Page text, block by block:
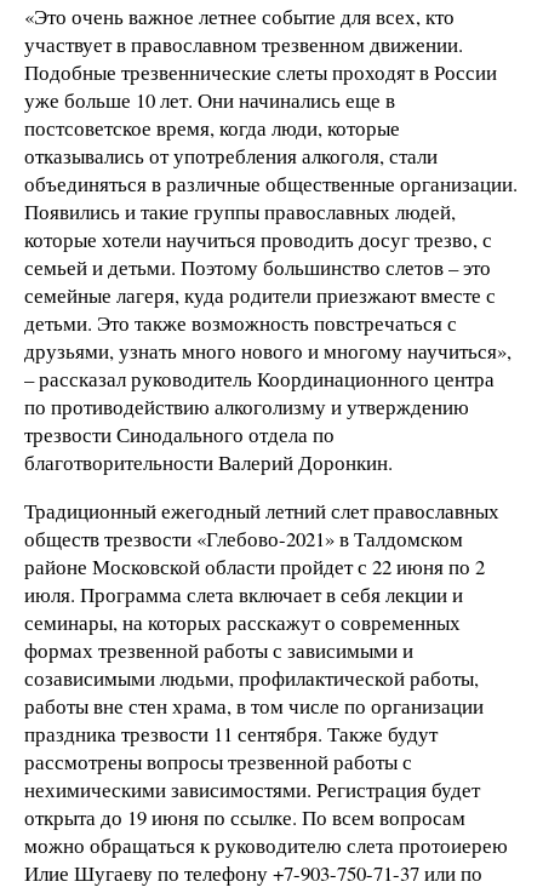
«Это очень важное летнее событие для всех, кто
участвует в православном трезвенном движении.
Подобные трезвеннические слеты проходят в России
уже больше 10 лет. Они начинались еще в
постсоветское время, когда люди, которые
отказывались от употребления алкоголя, стали
объединяться в различные общественные организации.
Появились и такие группы православных людей,
которые хотели научиться проводить досуг трезво, с
семьей и детьми. Поэтому большинство слетов – это
семейные лагеря, куда родители приезжают вместе с
детьми. Это также возможность повстречаться с
друзьями, узнать много нового и многому научиться»,
– рассказал руководитель Координационного центра
по противодействию алкоголизму и утверждению
трезвости Синодального отдела по
благотворительности Валерий Доронкин.
Традиционный ежегодный летний слет православных
обществ трезвости «Глебово-2021» в Талдомском
районе Московской области пройдет с 22 июня по 2
июля. Программа слета включает в себя лекции и
семинары, на которых расскажут о современных
формах трезвенной работы с зависимыми и
созависимыми людьми, профилактической работы,
работы вне стен храма, в том числе по организации
праздника трезвости 11 сентября. Также будут
рассмотрены вопросы трезвенной работы с
нехимическими зависимостями. Регистрация будет
открыта до 19 июня по ссылке. По всем вопросам
можно обращаться к руководителю слета протоиерею
Илие Шугаеву по телефону +7-903-750-71-37 или по